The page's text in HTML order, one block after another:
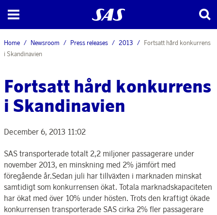
Home Newsroom Press releases 2013
Fortsatt hård konkurrens
i Skandinavien
Fortsatt hård konkurrens
i Skandinavien
December 6, 2013 11:02
SAS transporterade totalt 2,2 miljoner passagerare under
november 2013, en minskning med 2% jämfört med
föregående år.Sedan juli har tillväxten i marknaden minskat
samtidigt som konkurrensen ökat. Totala marknadskapaciteten
har ökat med över 10% under hösten. Trots den kraftigt ökade
konkurrensen transporterade SAS cirka 2% fler passagerare